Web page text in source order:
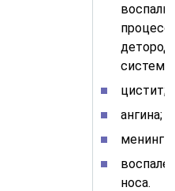
цистит;
ангина;
носа.